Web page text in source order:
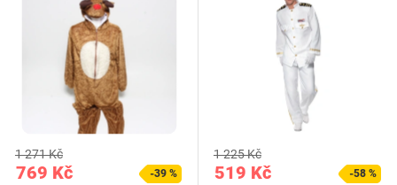
769 Kč
1 271 Kč
-39 % 519 Kč
1 225 Kč
-58 %